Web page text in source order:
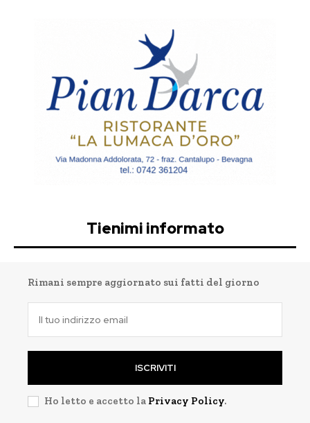
Tienimi informato
Rimani sempre aggiornato sui fatti del giorno
ISCRIVITI
Ho letto e accetto la Privacy Policy.